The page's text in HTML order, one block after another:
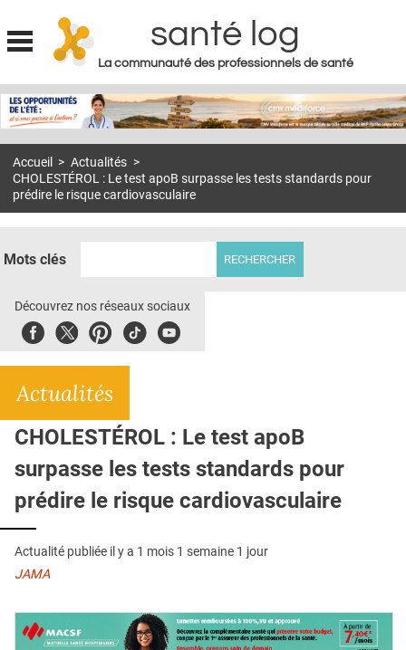
Jump to navigation
santé log
La communauté des professionnels de santé
MON COMPTE
S'ABONNER À LA REVUE SOIN À DOMICILE
E-REVUE SAD
THÉMA
CRÉDITS
Accueil > Actualités >
CHOLESTÉROL : Le test apoB surpasse les tests standards pour
prédire le risque cardiovasculaire
Mots clés
Découvrez nos réseaux sociaux
FacebookTwitterPinterest
TiktokYoubute
Actualités
CHOLESTÉROL : Le test apoB
surpasse les tests standards pour
prédire le risque cardiovasculaire
Actualité publiée il y a 1 mois 1 semaine 1 jour
JAMA